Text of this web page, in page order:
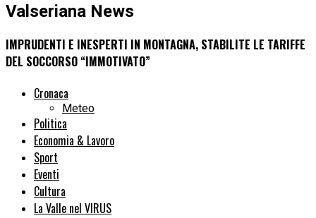
Valseriana News
IMPRUDENTI E INESPERTI IN MONTAGNA, STABILITE LE TARIFFE
DEL SOCCORSO “IMMOTIVATO”
Cronaca
Meteo
Politica
Economia & Lavoro
Sport
Eventi
Cultura
La Valle nel VIRUS